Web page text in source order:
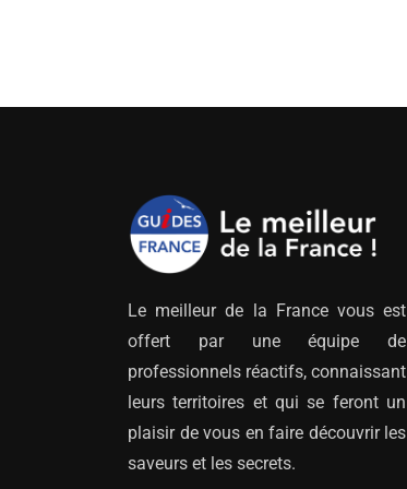
Le meilleur de la France vous est
offert par une équipe de
professionnels réactifs, connaissant
leurs territoires et qui se feront un
plaisir de vous en faire découvrir les
saveurs et les secrets.